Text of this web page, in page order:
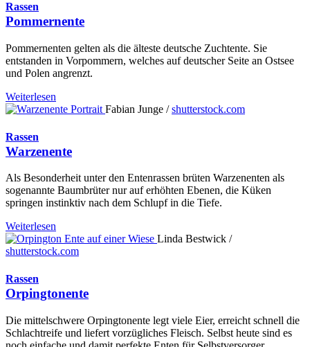
Rassen
Pommernente
Pommernenten gelten als die älteste deutsche Zuchtente. Sie
entstanden in Vorpommern, welches auf deutscher Seite an Ostsee
und Polen angrenzt.
Weiterlesen
Fabian Junge /shutterstock.com
Rassen
Warzenente
Als Besonderheit unter den Entenrassen brüten Warzenenten als
sogenannte Baumbrüter nur auf erhöhten Ebenen, die Küken
springen instinktiv nach dem Schlupf in die Tiefe.
Weiterlesen
Linda Bestwick /
shutterstock.com
Rassen
Orpingtonente
Die mittelschwere Orpingtonente legt viele Eier, erreicht schnell die
Schlachtreife und liefert vorzügliches Fleisch. Selbst heute sind es